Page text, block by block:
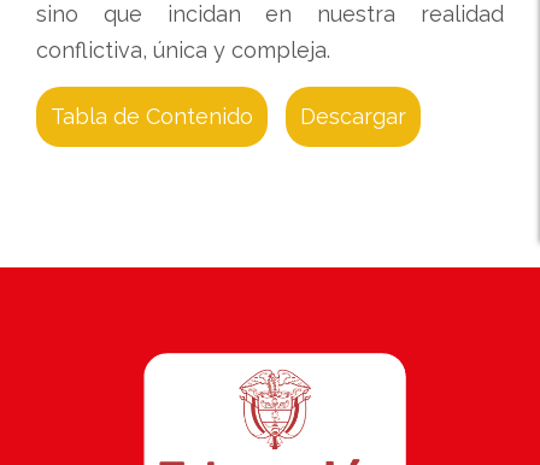
sino que incidan en nuestra realidad
conflictiva, única y compleja.
Tabla de Contenido Descargar